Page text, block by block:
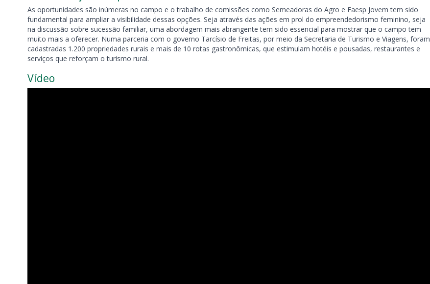
As oportunidades são inúmeras no campo e o trabalho de comissões como Semeadoras do Agro e Faesp Jovem tem sido
fundamental para ampliar a visibilidade dessas opções. Seja através das ações em prol do empreendedorismo feminino, seja
na discussão sobre sucessão familiar, uma abordagem mais abrangente tem sido essencial para mostrar que o campo tem
muito mais a oferecer. Numa parceria com o governo Tarcísio de Freitas, por meio da Secretaria de Turismo e Viagens, foram
cadastradas 1.200 propriedades rurais e mais de 10 rotas gastronômicas, que estimulam hotéis e pousadas, restaurantes e
serviços que reforçam o turismo rural.
Vídeo